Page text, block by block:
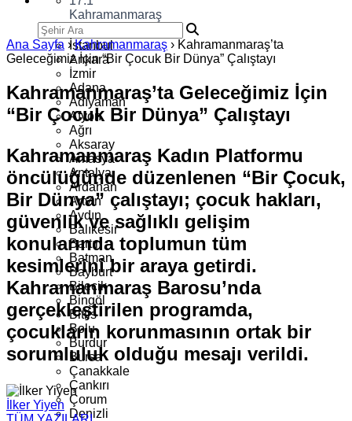
Kahramanmaraş
İstanbul
Ankara
İzmir
Adana
Adıyaman
Afyon
Ağrı
Aksaray
Amasya
Antalya
Ardahan
Artvin
Aydın
Balıkesir
Bartın
Batman
Bayburt
Bilecik
Bingöl
Bitlis
Bolu
Burdur
Bursa
Çanakkale
Çankırı
Çorum
Denizli
Ana Sayfa ›Kahramanmaraş › Kahramanmaraş’ta
Geleceğimiz İçin “Bir Çocuk Bir Dünya” Çalıştayı
Kahramanmaraş’ta Geleceğimiz İçin
“Bir Çocuk Bir Dünya” Çalıştayı
Kahramanmaraş Kadın Platformu
öncülüğünde düzenlenen “Bir Çocuk,
Bir Dünya” çalıştayı; çocuk hakları,
güvenlik ve sağlıklı gelişim
konularında toplumun tüm
kesimlerini bir araya getirdi.
Kahramanmaraş Barosu’nda
gerçekleştirilen programda,
çocukların korunmasının ortak bir
sorumluluk olduğu mesajı verildi.
İlker Yiyen